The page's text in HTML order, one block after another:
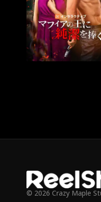
© 2026 Crazy Maple